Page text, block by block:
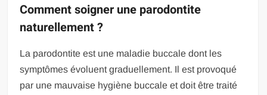
Comment soigner une parodontite
naturellement ?
La parodontite est une maladie buccale dont les
symptômes évoluent graduellement. Il est provoqué
par une mauvaise hygiène buccale et doit être traité